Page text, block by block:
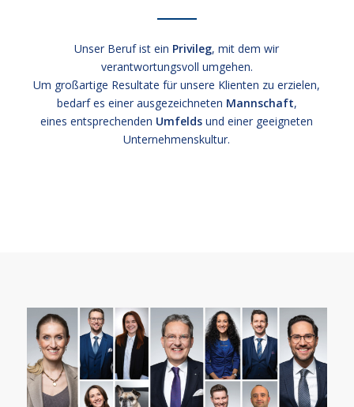
Unser Beruf ist ein Privileg, mit dem wir
verantwortungsvoll umgehen.
Um großartige Resultate für unsere Klienten zu erzielen,
bedarf es einer ausgezeichneten Mannschaft,
eines entsprechenden Umfelds und einer geeigneten
Unternehmenskultur.